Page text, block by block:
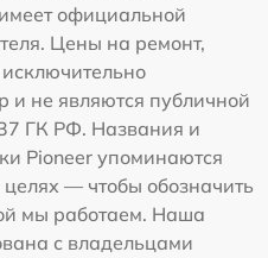
официальной
Цены на ремонт,
и не являются публичной
ГК РФ. Названия и
Pioneer упоминаются
— чтобы обозначить
мы работаем. Наша
с владельцами